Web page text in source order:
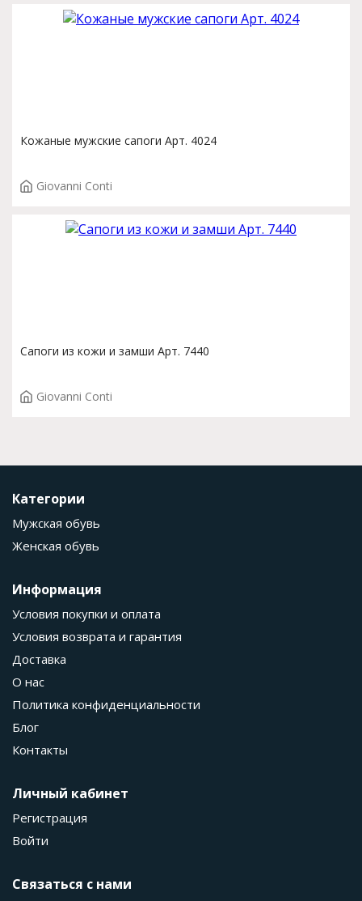
Кожаные мужские сапоги Арт. 4024
Giovanni Conti
Сапоги из кожи и замши Арт. 7440
Giovanni Conti
Категории
Мужская обувь
Женская обувь
Информация
Условия покупки и оплата
Условия возврата и гарантия
Доставка
О нас
Политика конфиденциальности
Блог
Контакты
Личный кабинет
Регистрация
Войти
Связаться с нами